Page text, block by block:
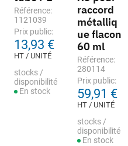
Référence:
1121039
Prix public:
13,93 €
HT / UNITÉ
stocks /
disponibilité
En stock
raccord
métalliq
ue flacon
60 ml
Référence:
280114
Prix public:
59,91 €
HT / UNITÉ
stocks /
disponibilité
En stock